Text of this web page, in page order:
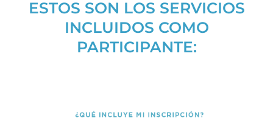
ESTOS SON LOS SERVICIOS
INCLUIDOS COMO
PARTICIPANTE: